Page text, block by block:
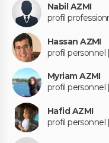
Nabil AZMI
profil
Hassan AZMI
profil personnel
Myriam AZMI
profil personnel
Hafid AZMI
profil personnel